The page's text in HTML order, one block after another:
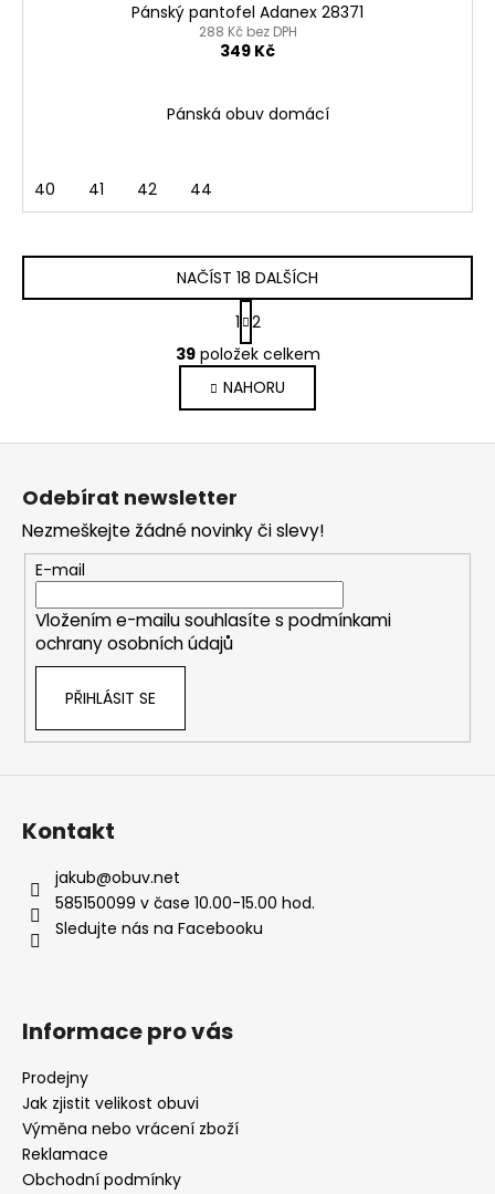
Pánský pantofel Adanex 28371
288 Kč bez DPH
349 Kč
Pánská obuv domácí
40 41 42 44
O
v
l
á
d
p
r
v
k
y
u
NAČÍST 18 DALŠÍCH
S
t
r
á
n
k
o
í
1 2
39položek celkem
NAHORU
Odebírat newsletter
Nezmeškejte žádné novinky či slevy!
E-mail
Vložením e-mailu souhlasíte s podmínkami
ochrany osobních údajů
PŘIHLÁSIT SE
Kontakt
jakub@obuv.net
585150099 v čase 10.00-15.00 hod.
Sledujte nás na Facebooku
Informace pro vás
Prodejny
Jak zjistit velikost obuvi
Výměna nebo vrácení zboží
Reklamace
Obchodní podmínky